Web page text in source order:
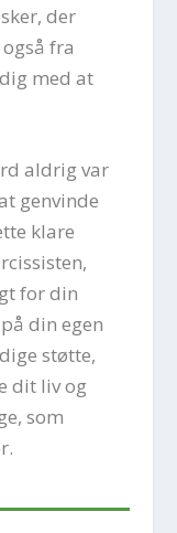
der
fra
med at
aldrig var
genvinde
klare
for din
din egen
støtte,
dit liv og
som